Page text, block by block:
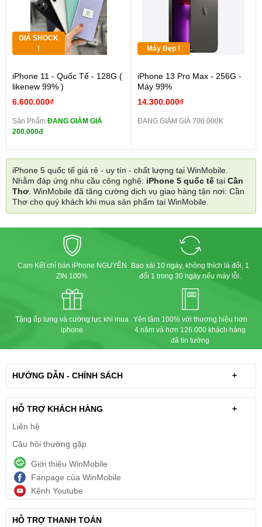
GIÁ SHOCK
!
iPhone 11 - Quốc Tế - 128G (
likenew 99% )
6.600.000₫
Sản Phẩm ĐANG GIẢM GIÁ
200.000đ
Máy Đẹp !
iPhone 13 Pro Max - 256G -
Máy 99%
14.300.000₫
ĐANG GIẢM GIÁ 700.000K
iPhone 5 quốc tế giá rẻ - uy tín - chất lượng tại WinMobile.
Nhằm đáp ứng nhu cầu công nghệ: iPhone 5 quốc tế tại Cần
Thơ. WinMobile đã tăng cường dịch vụ giao hàng tận nơi: Cần
Thơ cho quý khách khi mua sản phẩm tại WinMobile.
Cam Kết chỉ bán iPhone NGUYÊN
ZIN 100%
Bao xài 10 ngày, không thích là đổi, 1
đổi 1 trong 30 ngày nếu máy lỗi.
Tặng ốp lưng và cường lực khi mua
iphone
Yên tâm 100% với thương hiệu hơn
4 năm và hơn 126.000 khách hàng
đã tin tưởng
HƯỚNG DẪN - CHÍNH SÁCH +
HỖ TRỢ KHÁCH HÀNG
+
Liên hệ
Câu hỏi thường gặp
Giới thiệu WinMobile
Fanpage của WinMobile
Kênh Youtube
HỖ TRỢ THANH TOÁN